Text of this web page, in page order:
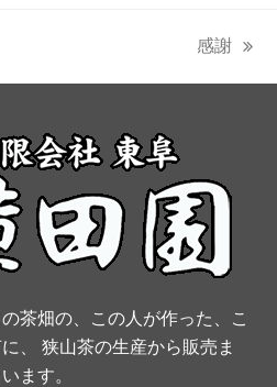
e
b
S
next
post:
感謝
茶畑の、この人が作った、こ
、 狭山茶の生産から販売ま
ます。